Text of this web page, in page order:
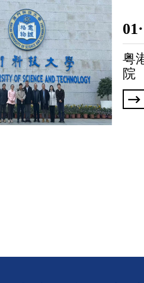
粤
院
学
与